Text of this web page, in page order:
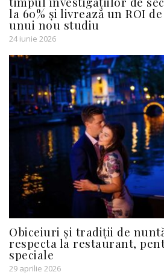
la 60% și livrează un ROI
unui nou studiu
24 iunie 2026
Obiceiuri și tradiții de
respecta la restaurant,
speciale
29 aprilie 2026